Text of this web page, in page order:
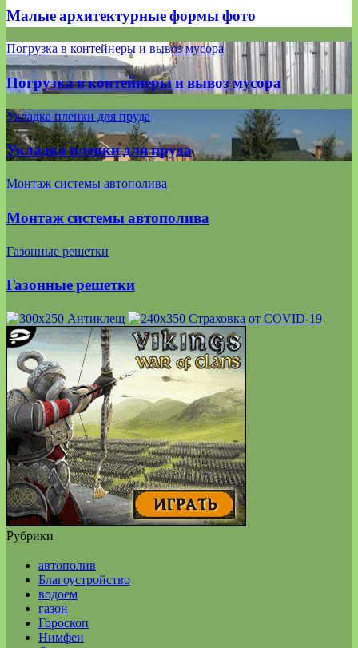
Малые архитектурные формы фото
Погрузка в контейнеры и вывоз мусора
Погрузка в контейнеры и вывоз мусора
Укладка пленки для пруда
Укладка пленки для пруда
Монтаж системы автополива
Монтаж системы автополива
Газонные решетки
Газонные решетки
Рубрики
автополив
Благоустройство
водоем
газон
Гороскоп
Нимфеи